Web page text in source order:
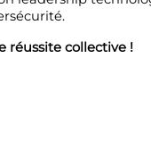
réussite collective !